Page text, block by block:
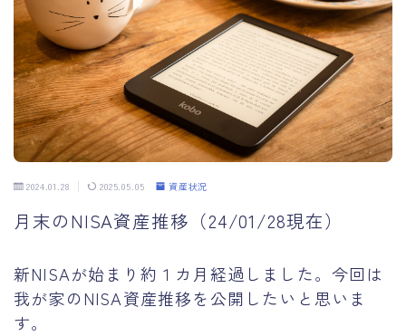
デモプリセット記事 #6
デモプリセット記事 #7
デモプリセット記事 #7
デモプリセット記事 #7
デモプリセット記事 #8
デモプリセット記事 #8
デモプリセット記事 Part07
プライバシーポリシー
利用規約／特定商取引法に基づく表記
有料記事の決済完了ページ
2024.01.28 2025.05.05 資産状況
月末のNISA資産推移（24/01/28現在）
新NISAが始まり約１カ月経過しました。今回は
我が家のNISA資産推移を公開したいと思いま
す。